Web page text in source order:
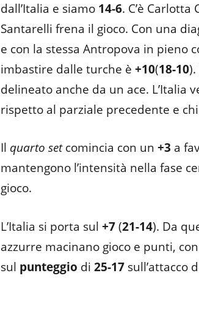
dall’Italia e siamo 14-6. C’è
Santarelli frena il gioco. Con una
e con la stessa Antropova in pieno
imbastire dalle turche è +10(18-10
delineato anche da un ace. L’Italia
rispetto al parziale precedente e
Il quarto setcomincia con un +3 a
mantengono l’intensità nella fase
gioco.
L’Italia si porta sul +7(21-14). Da
azzurre macinano gioco e punti,
sul punteggio di 25-17 sull’attacco